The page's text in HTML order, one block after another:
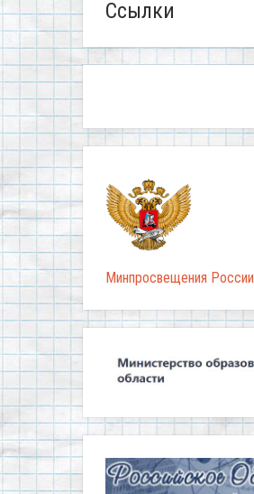
Ссылки
Минпросвещения России